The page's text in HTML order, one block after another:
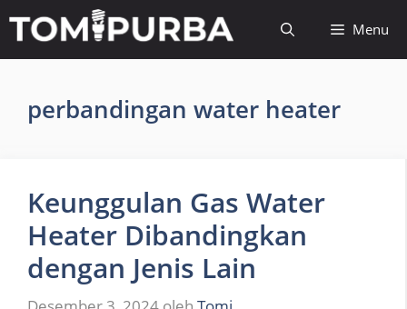
isi
Menu
perbandingan water heater
Keunggulan Gas Water
Heater Dibandingkan
dengan Jenis Lain